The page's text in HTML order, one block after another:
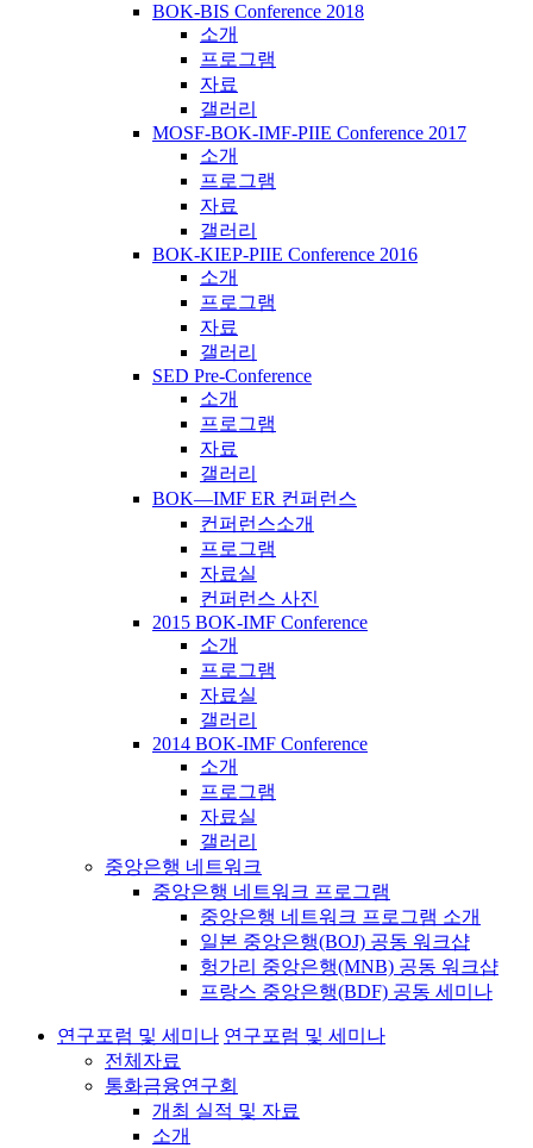
BOK-BIS Conference 2018
소개
프로그램
자료
갤러리
MOSF-BOK-IMF-PIIE Conference 2017
소개
프로그램
자료
갤러리
BOK-KIEP-PIIE Conference 2016
소개
프로그램
자료
갤러리
SED Pre-Conference
소개
프로그램
자료
갤러리
BOK―IMF ER 컨퍼런스
컨퍼런스소개
프로그램
자료실
컨퍼런스 사진
2015 BOK-IMF Conference
소개
프로그램
자료실
갤러리
2014 BOK-IMF Conference
소개
프로그램
자료실
갤러리
중앙은행 네트워크
중앙은행 네트워크 프로그램
중앙은행 네트워크 프로그램 소개
일본 중앙은행(BOJ) 공동 워크샵
헝가리 중앙은행(MNB) 공동 워크샵
프랑스 중앙은행(BDF) 공동 세미나
연구포럼 및 세미나 연구포럼 및 세미나
전체자료
통화금융연구회
개최 실적 및 자료
소개